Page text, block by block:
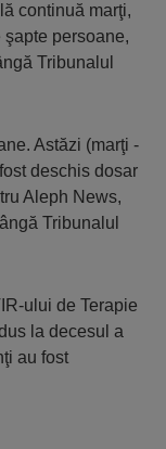
continuă marţi,
persoane,
Tribunalul
Astăzi (marţi -
deschis dosar
Aleph News,
Tribunalul
ului de Terapie
la decesul a
au fost